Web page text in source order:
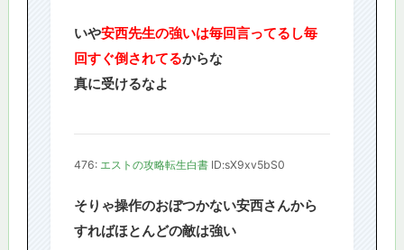
いや安西先生の強いは毎回言ってるし毎
回すぐ倒されてるからな
真に受けるなよ
476: エストの攻略転生白書 ID:sX9xv5bS0
そりゃ操作のおぼつかない安西さんから
すればほとんどの敵は強い